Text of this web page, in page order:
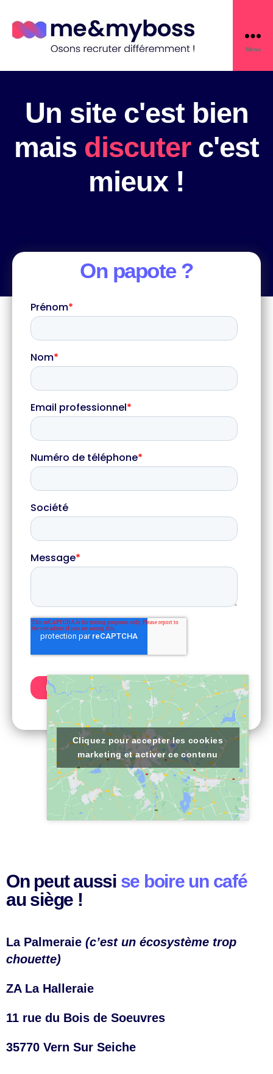
Menu
Un site c'est bien
mais discuterc'est
mieux !
On papote ?
Cliquez pour accepter les cookies
marketing et activer ce contenu
On peut aussi se boire un café
au siège !
La Palmeraie (c’est un écosystème trop
chouette)
ZA La Halleraie
11 rue du Bois de Soeuvres
35770 Vern Sur Seiche